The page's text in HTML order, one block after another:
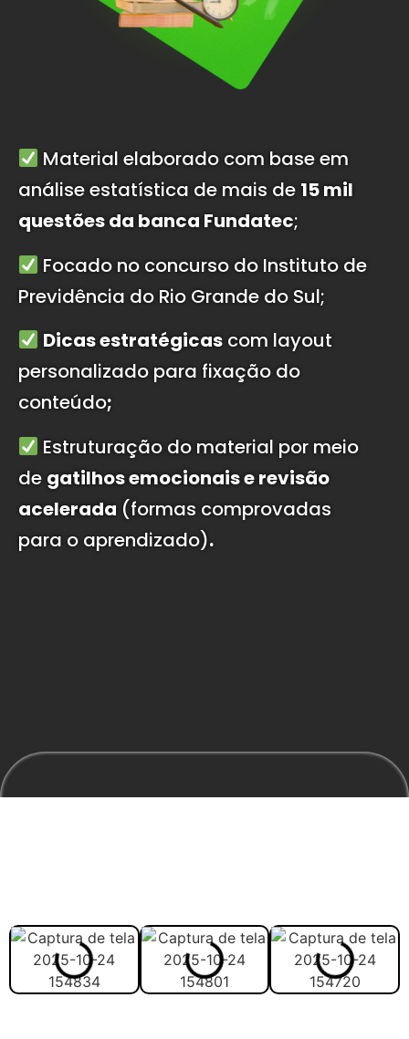
Material elaborado com base em
análise estatística de mais de 15 mil
questões da banca Fundatec;
Focado no concurso do Instituto de
Previdência do Rio Grande do Sul;
Dicas estratégicascom layout
personalizado para fixação do
conteúdo;
Estruturação do material por meio
de gatilhos emocionais e revisão
acelerada (formas comprovadas
para o aprendizado).